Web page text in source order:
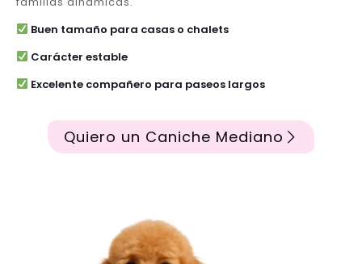
Buen tamaño para casas o chalets
Carácter estable
Excelente compañero para paseos largos
Quiero un Caniche Mediano